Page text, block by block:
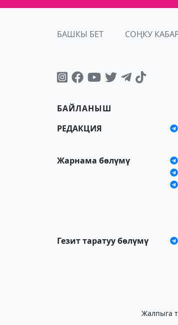
БАШКЫ БЕТ СОҢКУ
БАЙЛАНЫШ
РЕДАКЦИЯ
Жарнама бөлүмү
Гезит таратуу бөлүмү
Жалпыга